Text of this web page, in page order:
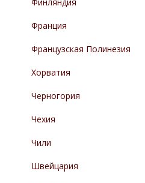
Франция
Французская Полинезия
Хорватия
Черногория
Чехия
Чили
Швейцария